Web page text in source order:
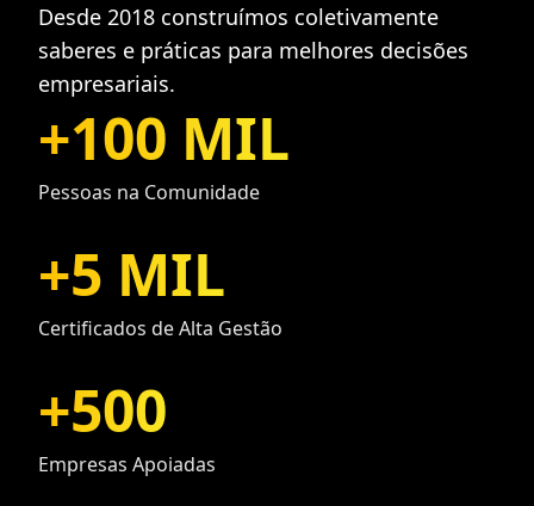
Desde 2018 construímos coletivamente
saberes e práticas para melhores decisões
empresariais.
+100 MIL
Pessoas na Comunidade
+5 MIL
Certificados de Alta Gestão
+500
Empresas Apoiadas